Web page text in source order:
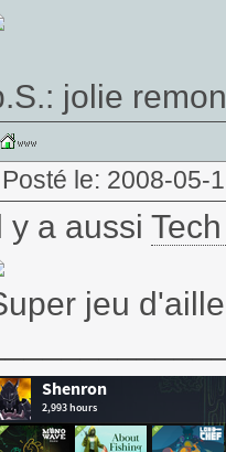
jolie
Posté le: 2008-05-
y a aussi
jeu